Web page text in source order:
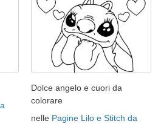
Dolce angelo e cuori da
colorare
nelle Pagine Lilo e Stitch da